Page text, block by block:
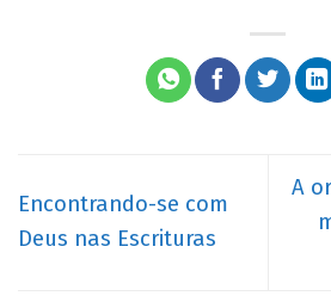
Encontrando-se com
Deus nas Escrituras
A